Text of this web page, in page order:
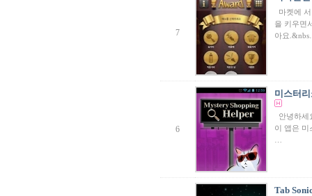
7
마켓에
을 키우면
아요
6
미스터
안녕하세
이 앱은 미
Tab